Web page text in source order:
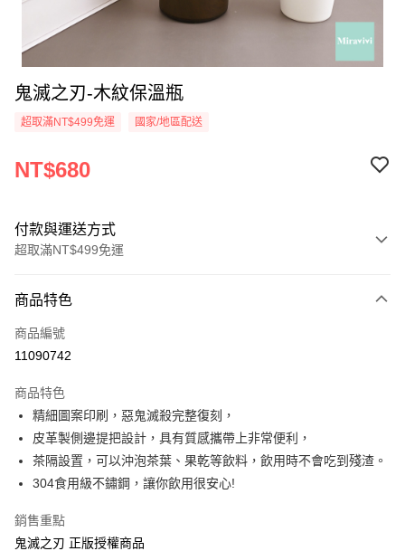
鬼滅之刃-木紋保溫瓶
超取滿NT$499免運 國家/地區配送
NT$680
付款與運送方式
超取滿NT$499免運
信用卡一次付款
超商取貨付款
Apple Pay
街口支付
悠遊付
AFTEE先享後付
相關說明
商品特色
商品編號
11090742
商品特色
精細圖案印刷，惡鬼滅殺完整復刻，
皮革製側邊提把設計，具有質感攜帶上非常便利，
茶隔設置，可以沖泡茶葉、果乾等飲料，飲用時不會吃到殘渣。
304食用級不鏽鋼，讓你飲用很安心!
銷售重點
鬼滅之刃 正版授權商品